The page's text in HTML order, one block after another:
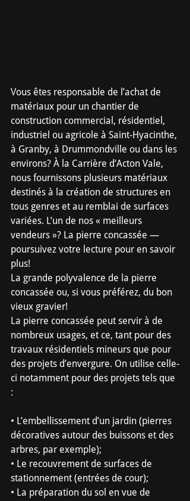
Vous êtes responsable de l’achat de
matériaux pour un chantier de
construction commercial, résidentiel,
industriel ou agricole à Saint-Hyacinthe,
à Granby, à Drummondville ou dans les
environs? À la Carrière d’Acton Vale,
nous fournissons plusieurs matériaux
destinés à la création de structures en
tous genres et au remblai de surfaces
variées. L’un de nos « meilleurs
vendeurs »? La pierre concassée —
poursuivez votre lecture pour en savoir
plus!
La grande polyvalence de la pierre
concassée ou, si vous préférez, du bon
vieux gravier!
La pierre concassée peut servir à de
nombreux usages, et ce, tant pour des
travaux résidentiels mineurs que pour
des projets d’envergure. On utilise celle-
ci notamment pour des projets tels que
:
• L’embellissement d’un jardin (pierres
décoratives autour des buissons et des
arbres, par exemple);
• Le recouvrement de surfaces de
stationnement (entrées de cour);
• La préparation du sol en vue de